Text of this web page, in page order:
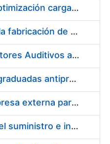
Pliego condiciones optimización cargas compras firmado
Acuerdo marco para la fabricación de piezas
Suministro de Protectores Auditivos a medida para las personas trabajadoras de los Centros de Trabajo de Madrid y Burgos
Suministro de gafas graduadas antiproyecciones para los trabajadores de la FNMT-RCM en los centros de trabajo de Madrid y Burgos
Servicios de una empresa externa para el asesoramiento y resolución de los recursos de alzada que se presentan relacionados con procesos de selección para la FNMT-RCM
Acuerdo marco para el suministro e instalación de persianas, estores y otros complementos